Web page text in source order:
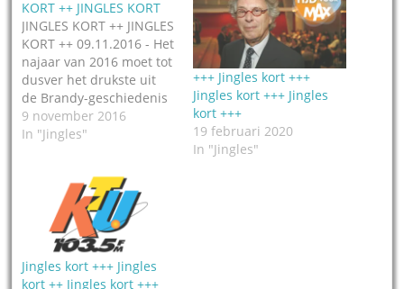
KORT ++ JINGLES KORT
JINGLES KORT ++ JINGLES
KORT ++ 09.11.2016 - Het
najaar van 2016 moet tot
dusver het drukste uit
de Brandy-geschiedenis
zijn, meldt Brandy-boss
Diederik Decraene.
producties, maar in de
tussentijd heeft het
bedrijf een demo
gemaakt en
gepubliceerd met
“customized”
9 november 2016
In "Jingles"
+++ Jingles kort +++
Jingles kort +++ Jingles
kort +++
19 februari 2020
In "Jingles"
Jingles kort +++ Jingles
kort ++ Jingles kort +++